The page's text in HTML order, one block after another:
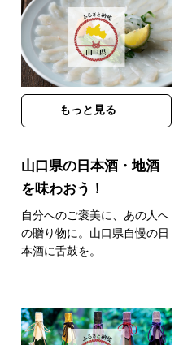
もっと見る
山口県の日本酒・地酒
を味わおう！
自分へのご褒美に、あの人へ
の贈り物に。山口県自慢の日
本酒に舌鼓を。